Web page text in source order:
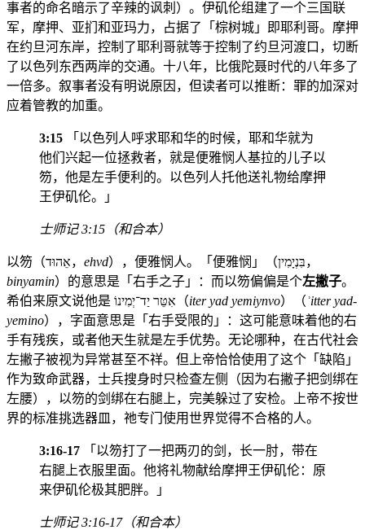
事者的命名暗示了辛辣的讽刺）。伊矶伦组建了一个三国联
军，摩押、亚扪和亚玛力，占据了「棕树城」即耶利哥。摩押
在约旦河东岸，控制了耶利哥就等于控制了约旦河渡口，切断
了以色列东西两岸的交通。十八年，比俄陀聂时代的八年多了
一倍多。叙事者没有明说原因，但读者可以推断：罪的加深对
应着管教的加重。
3:15 「以色列人呼求耶和华的时候，耶和华就为
他们兴起一位拯救者，就是便雅悯人基拉的儿子以
笏，他是左手便利的。以色列人托他送礼物给摩押
王伊矶伦。」
士师记 3:15（和合本）
以笏（אֵהוּד， ehvd
），便雅悯人。「便雅悯」（בִּנְיָמִין，
binyamin）的意思是「右手之子」：而以笏偏偏是个左撇子。
希伯来原文说他是 אִטֵּר יַד־יְמִינוֹ（iter yad yemiynvo）（ ʾitter yad-
yemino），字面意思是「右手受限的」：这可能意味着他的右
手有残疾，或者他天生就是左手优势。无论哪种，在古代社会
左撇子被视为异常甚至不祥。但上帝恰恰使用了这个「缺陷」
作为致命武器，士兵搜身时只检查左侧（因为右撇子把剑绑在
左腰），以笏的剑绑在右腿上，完美躲过了安检。上帝不按世
界的标准挑选器皿，祂专门使用世界觉得不合格的人。
3:16-17 「以笏打了一把两刃的剑，长一肘，带在
右腿上衣服里面。他将礼物献给摩押王伊矶伦：原
来伊矶伦极其肥胖。」
士师记 3:16-17（和合本）